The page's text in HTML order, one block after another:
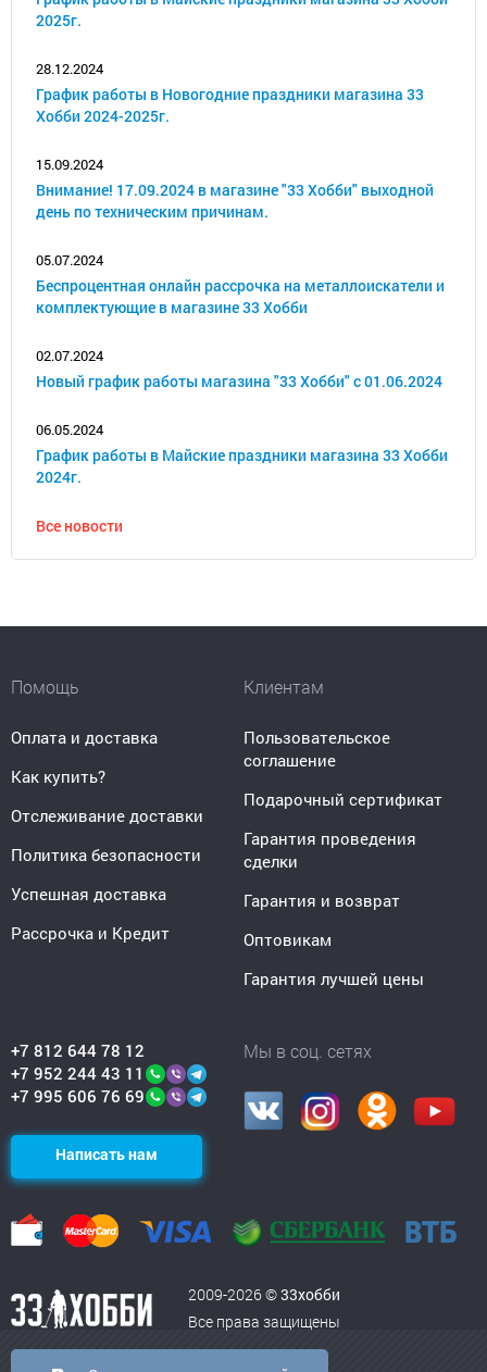
2025г.
28.12.2024
График работы в Новогодние праздники магазина 33
Хобби 2024-2025г.
15.09.2024
Внимание! 17.09.2024 в магазине "33 Хобби" выходной
день по техническим причинам.
05.07.2024
Беспроцентная онлайн рассрочка на металлоискатели и
комплектующие в магазине 33 Хобби
02.07.2024
Новый график работы магазина "33 Хобби" с 01.06.2024
06.05.2024
График работы в Майские праздники магазина 33 Хобби
2024г.
Все новости
Помощь
Оплата и доставка
Как купить?
Отслеживание доставки
Политика безопасности
Успешная доставка
Рассрочка и Кредит
Клиентам
Пользовательское
соглашение
Подарочный сертификат
Гарантия проведения
сделки
Гарантия и возврат
Оптовикам
Гарантия лучшей цены
+7 812 644 78 12
+7 952 244 43 11
+7 995 606 76 69
Написать нам
Мы в соц. сетях
2009-2026 ©33хобби
Все права защищены